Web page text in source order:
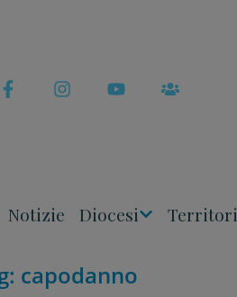
Notizie Diocesi Territori
capodanno